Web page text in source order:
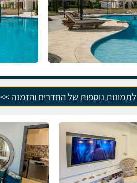
לתמונות נוספות של החדרים והזמנה >>